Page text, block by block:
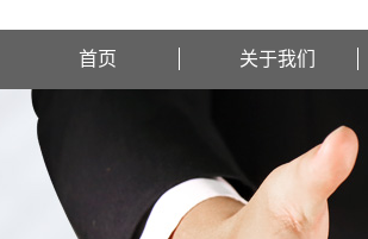
首页 关于我们